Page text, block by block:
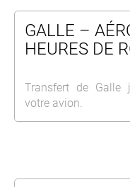
GALLE –
HEURES DE
Transfert de Galle
votre avion.